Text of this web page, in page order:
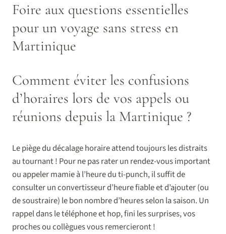
Foire aux questions essentielles
pour un voyage sans stress en
Martinique
Comment éviter les confusions
d’horaires lors de vos appels ou
réunions depuis la Martinique ?
Le piège du décalage horaire attend toujours les distraits
au tournant ! Pour ne pas rater un rendez-vous important
ou appeler mamie à l’heure du ti-punch, il suffit de
consulter un convertisseur d’heure fiable et d’ajouter (ou
de soustraire) le bon nombre d’heures selon la saison. Un
rappel dans le téléphone et hop, fini les surprises, vos
proches ou collègues vous remercieront !